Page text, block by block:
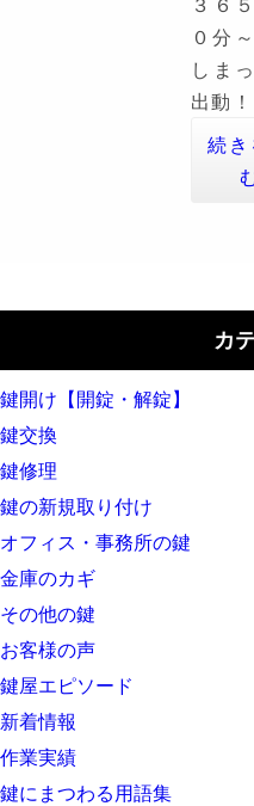
０分
しま
出動！
続
カ
鍵開け【開錠・解錠】
鍵交換
鍵修理
鍵の新規取り付け
オフィス・事務所の鍵
金庫のカギ
その他の鍵
お客様の声
鍵屋エピソード
新着情報
作業実績
鍵にまつわる用語集